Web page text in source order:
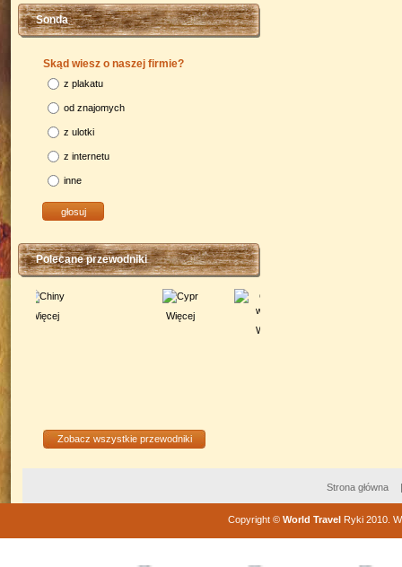
Sonda
Skąd wiesz o naszej firmie?
z plakatu
od znajomych
z ulotki
z internetu
inne
Polecane przewodniki
Zobacz wszystkie przewodniki
Strona główna
Copyright© World TravelRyki 2010.